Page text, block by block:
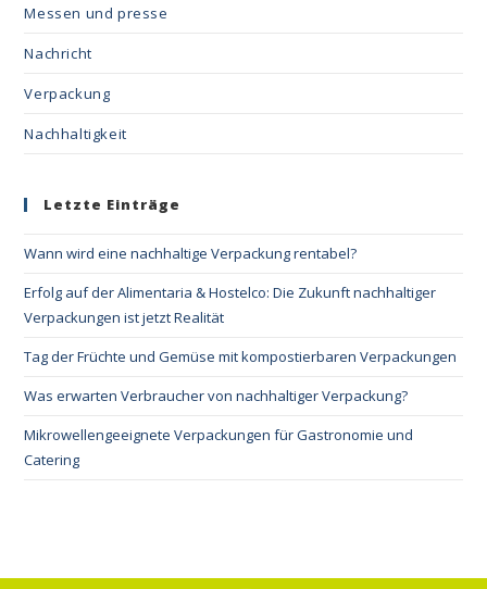
Messen und presse
Nachricht
Verpackung
Nachhaltigkeit
Letzte Einträge
Wann wird eine nachhaltige Verpackung rentabel?
Erfolg auf der Alimentaria & Hostelco: Die Zukunft nachhaltiger
Verpackungen ist jetzt Realität
Tag der Früchte und Gemüse mit kompostierbaren Verpackungen
Was erwarten Verbraucher von nachhaltiger Verpackung?
Mikrowellengeeignete Verpackungen für Gastronomie und
Catering